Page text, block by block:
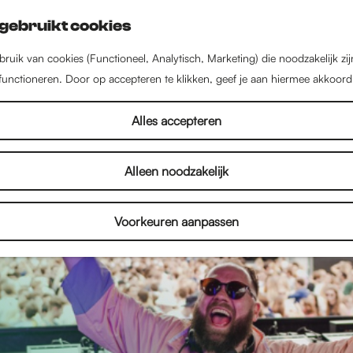
cookies
van cookies (Functioneel, Analytisch, Marketing) die noodzakelijk
Door op accepteren te klikken, geef je aan hiermee
Alles accepteren
Alleen noodzakelijk
Voorkeuren aanpassen